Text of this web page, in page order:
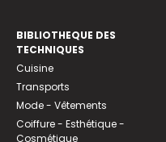
BIBLIOTHEQUE DES
TECHNIQUES
Cuisine
Transports
Mode - Vêtements
Coiffure - Esthétique -
Cosmétique